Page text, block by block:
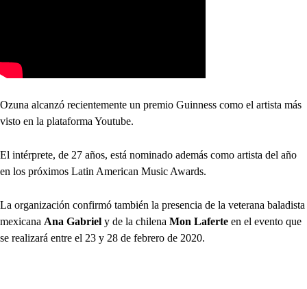
Ozuna alcanzó recientemente un premio Guinness como el artista más
visto en la plataforma Youtube.
El intérprete, de 27 años, está nominado además como artista del año
en los próximos Latin American Music Awards.
La organización confirmó también la presencia de la veterana baladista
mexicana Ana Gabriel y de la chilena Mon Laferte en el evento que
se realizará entre el 23 y 28 de febrero de 2020.